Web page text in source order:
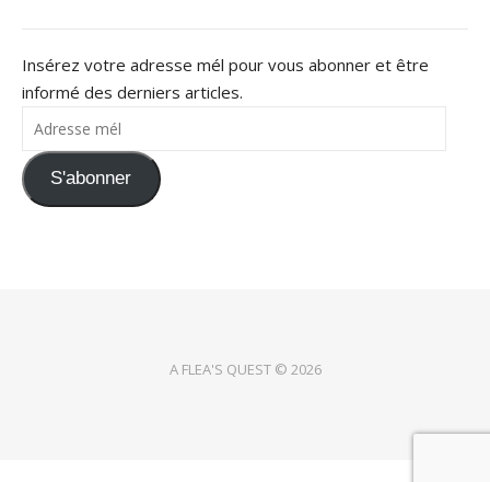
Insérez votre adresse mél pour vous abonner et être
informé des derniers articles.
Adresse mél
S'abonner
A FLEA'S QUEST © 2026